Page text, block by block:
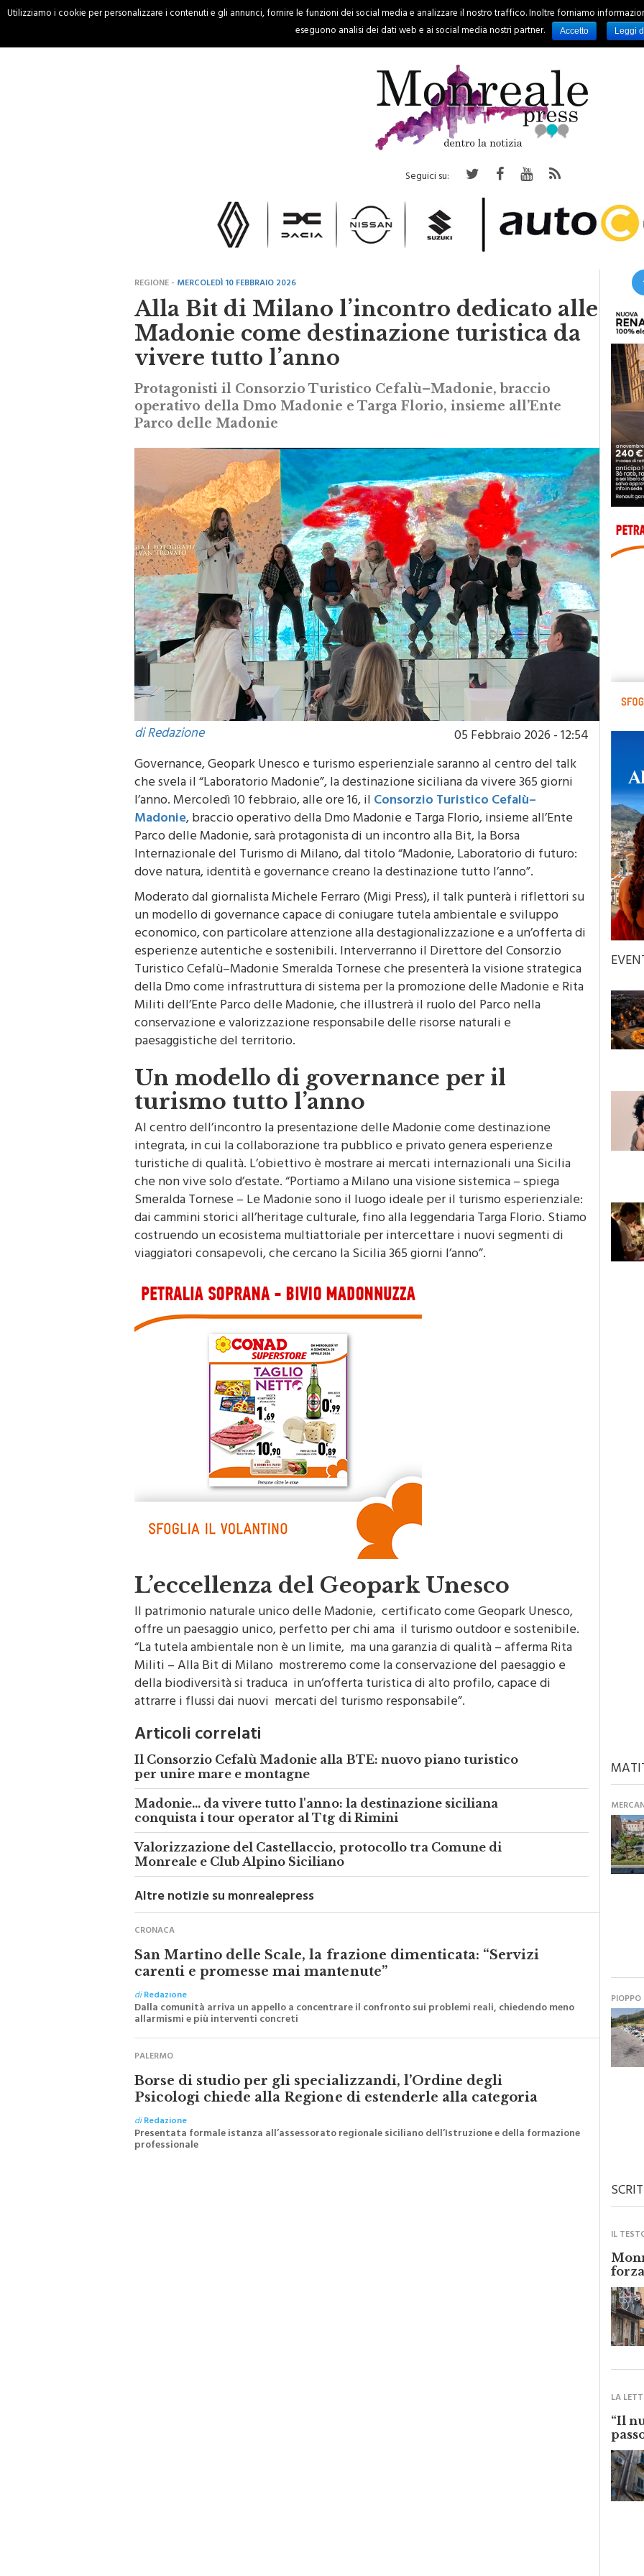
HOME CRONACA PALERMO REGIONE EVENTI RUBRICHE SPORT
Seguici su:
REGIONE - MERCOLEDÌ 10 FEBBRAIO 2026
Alla Bit di Milano l’incontro dedicato alle
Madonie come destinazione turistica da
vivere tutto l’anno
Protagonisti il Consorzio Turistico Cefalù–Madonie, braccio
operativo della Dmo Madonie e Targa Florio, insieme all’Ente
Parco delle Madonie
di Redazione
05 Febbraio 2026 - 12:54
Governance, Geopark Unesco e turismo esperienziale saranno al centro del talk
che svela il “Laboratorio Madonie”, la destinazione siciliana da vivere 365 giorni
l’anno. Mercoledì 10 febbraio, alle ore 16, ilConsorzio Turistico Cefalù–
Madonie , braccio operativo della Dmo Madonie e Targa Florio, insieme all’Ente
Parco delle Madonie, sarà protagonista di un incontro alla Bit, la Borsa
Internazionale del Turismo di Milano, dal titolo “Madonie, Laboratorio di futuro:
dove natura, identità e governance creano la destinazione tutto l’anno”.
Moderato dal giornalista Michele Ferraro (Migi Press), il talk punterà i riflettori su
un modello di governance capace di coniugare tutela ambientale e sviluppo
economico, con particolare attenzione alla destagionalizzazione e a un’offerta di
esperienze autentiche e sostenibili. Interverranno il Direttore del Consorzio
Turistico Cefalù–Madonie Smeralda Tornese che presenterà la visione strategica
della Dmo come infrastruttura di sistema per la promozione delle Madonie e Rita
Militi dell’Ente Parco delle Madonie, che illustrerà il ruolo del Parco nella
conservazione e valorizzazione responsabile delle risorse naturali e
paesaggistiche del territorio.
Un modello di governance per il
turismo tutto l’anno
Al centro dell’incontro la presentazione delle Madonie come destinazione
integrata, in cui la collaborazione tra pubblico e privato genera esperienze
turistiche di qualità. L’obiettivo è mostrare ai mercati internazionali una Sicilia
che non vive solo d’estate. “Portiamo a Milano una visione sistemica – spiega
Smeralda Tornese – Le Madonie sono il luogo ideale per il turismo esperienziale:
dai cammini storici all’heritage culturale, fino alla leggendaria Targa Florio. Stiamo
costruendo un ecosistema multiattoriale per intercettare i nuovi segmenti di
viaggiatori consapevoli, che cercano la Sicilia 365 giorni l’anno”.
L’eccellenza del Geopark Unesco
Il patrimonio naturale unico delle Madonie, certificato come Geopark Unesco,
offre un paesaggio unico, perfetto per chi ama il turismo outdoor e sostenibile.
“La tutela ambientale non è un limite, ma una garanzia di qualità – afferma Rita
Militi – Alla Bit di Milano mostreremo come la conservazione del paesaggio e
della biodiversità si traduca in un’offerta turistica di alto profilo, capace di
attrarre i flussi dai nuovi mercati del turismo responsabile”.
Articoli correlati
Il Consorzio Cefalù Madonie alla BTE: nuovo piano turistico
per unire mare e montagne
Madonie... da vivere tutto l'anno: la destinazione siciliana
conquista i tour operator al Ttg di Rimini
Valorizzazione del Castellaccio, protocollo tra Comune di
Monreale e Club Alpino Siciliano
Altre notizie su monrealepress
CRONACA
San Martino delle Scale, la frazione dimenticata: “Servizi
carenti e promesse mai mantenute”
diRedazione
Dalla comunità arriva un appello a concentrare il confronto sui problemi reali, chiedendo meno
allarmismi e più interventi concreti
PALERMO
Borse di studio per gli specializzandi, l’Ordine degli
Psicologi chiede alla Regione di estenderle alla categoria
diRedazione
Presentata formale istanza all’assessorato regionale siciliano dell’Istruzione e della formazione
professionale
PIOPPO
IL
LA
“Il
Utilizziamo i cookie per personalizzare i contenuti e gli annunci, fornire le funzioni dei social media e analizzare il nostro traffico. Inoltre forniamo
eseguono analisi dei dati web e ai social media nostri partner.
Accetto Leggi